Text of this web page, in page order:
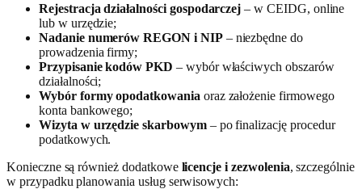
Rejestracja działalności gospodarczej – w CEIDG, online
lub w urzędzie;
Nadanie numerów REGON i NIP– niezbędne do
prowadzenia firmy;
Przypisanie kodów PKD – wybór właściwych obszarów
działalności;
Wybór formy opodatkowania oraz założenie firmowego
konta bankowego;
Wizyta w urzędzie skarbowym– po finalizację procedur
podatkowych.
Konieczne są również dodatkowe licencje i zezwolenia, szczególnie
w przypadku planowania usług serwisowych: